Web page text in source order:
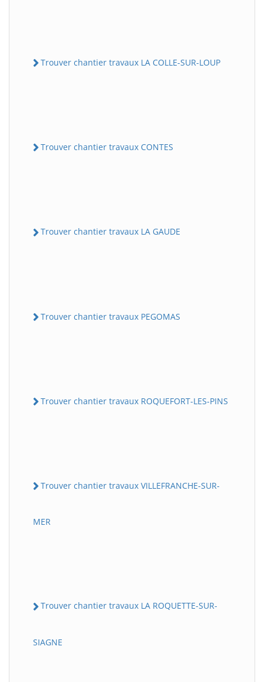
Trouver chantier travaux LA COLLE-SUR-LOUP
Trouver chantier travaux CONTES
Trouver chantier travaux LA GAUDE
Trouver chantier travaux PEGOMAS
Trouver chantier travaux ROQUEFORT-LES-PINS
Trouver chantier travaux VILLEFRANCHE-SUR-
MER
Trouver chantier travaux LA ROQUETTE-SUR-
SIAGNE